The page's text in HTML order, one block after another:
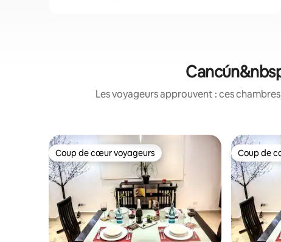
Les voyageurs approuvent : ces
Coup de cœur voyageurs
Coup de cœur voyageurs Coup de
Coup de